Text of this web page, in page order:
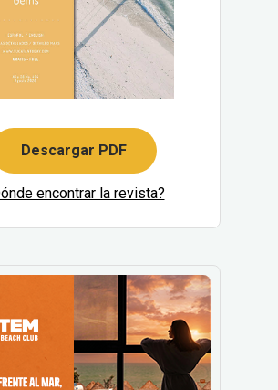
Descargar PDF
encontrar la revista?